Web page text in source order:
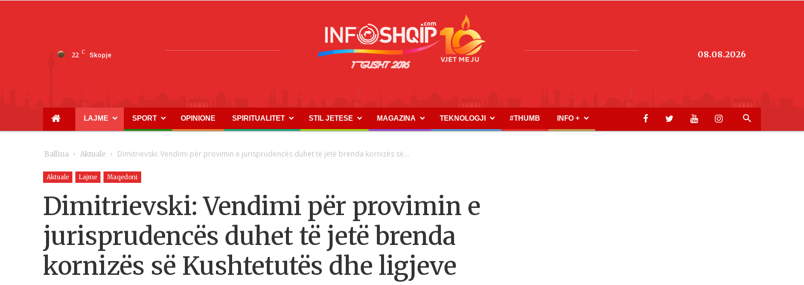
22 C Skopje
INFOSHQIP.COM
08.08.2026
LAJME SPORT OPINIONE SPIRITUALITET STIL JETESE MAGAZINA TEKNOLOGJI #THUMB INFO +
Ballina Aktuale Dimitrievski: Vendimi për provimin e jurisprudencës duhet të jetë brenda kornizës së...
Aktuale Lajme Maqedoni
Dimitrievski: Vendimi për provimin e
jurisprudencës duhet të jetë brenda
kornizës së Kushtetutës dhe ligjeve